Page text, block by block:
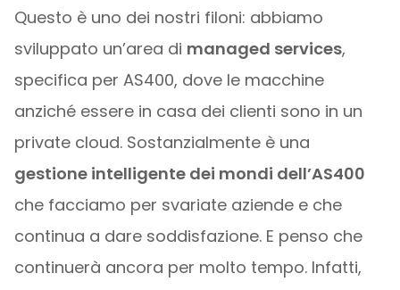
Questo è uno dei nostri filoni: abbiamo
sviluppato un’area di managed services,
specifica per AS400, dove le macchine
anziché essere in casa dei clienti sono in un
private cloud. Sostanzialmente è una
gestione intelligente dei mondi dell’AS400
che facciamo per svariate aziende e che
continua a dare soddisfazione. E penso che
continuerà ancora per molto tempo. Infatti,